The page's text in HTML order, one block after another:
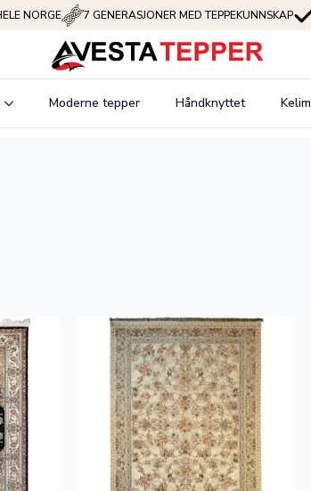
NORGE 7 GENERASJONER MED TEPPEKUNNSKAP
Moderne tepper Håndknyttet Kelim